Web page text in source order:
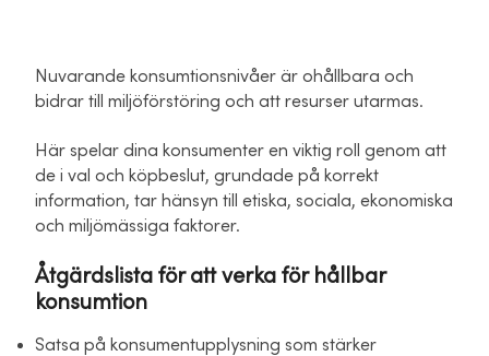
Nuvarande konsumtionsnivåer är ohållbara och
bidrar till miljöförstöring och att resurser utarmas.
Här spelar dina konsumenter en viktig roll genom att
de i val och köpbeslut, grundade på korrekt
information, tar hänsyn till etiska, sociala, ekonomiska
och miljömässiga faktorer.
Åtgärdslista för att verka för hållbar
konsumtion
Satsa på konsumentupplysning som stärker